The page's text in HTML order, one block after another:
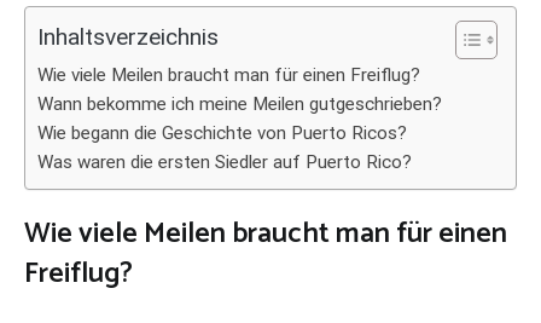
Inhaltsverzeichnis
Wie viele Meilen braucht man für einen Freiflug?
Wann bekomme ich meine Meilen gutgeschrieben?
Wie begann die Geschichte von Puerto Ricos?
Was waren die ersten Siedler auf Puerto Rico?
Wie viele Meilen braucht man für einen
Freiflug?